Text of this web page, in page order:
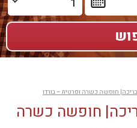
בריכה| חופשה כשרה ופרטית – בורדו
חופשה כשרה